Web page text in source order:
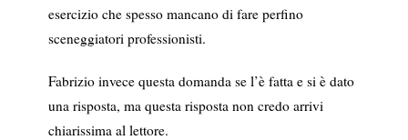
esercizio che spesso mancano di fare perfino
sceneggiatori professionisti.
Fabrizio invece questa domanda se l’è fatta e si è dato
una risposta, ma questa risposta non credo arrivi
chiarissima al lettore.